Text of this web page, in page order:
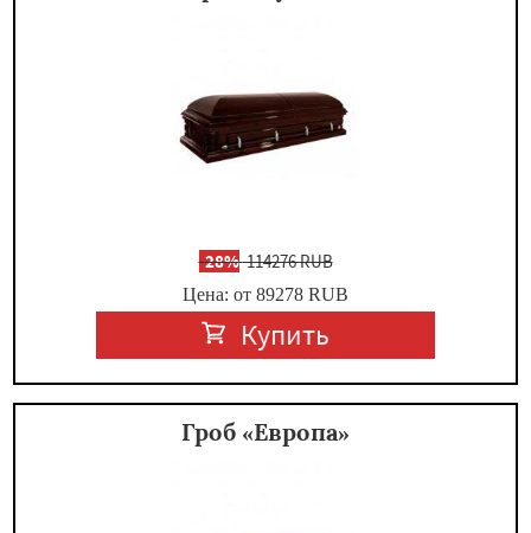
-28%114276 RUB
Цена: от 89278 RUB
Купить
Гроб «Европа»